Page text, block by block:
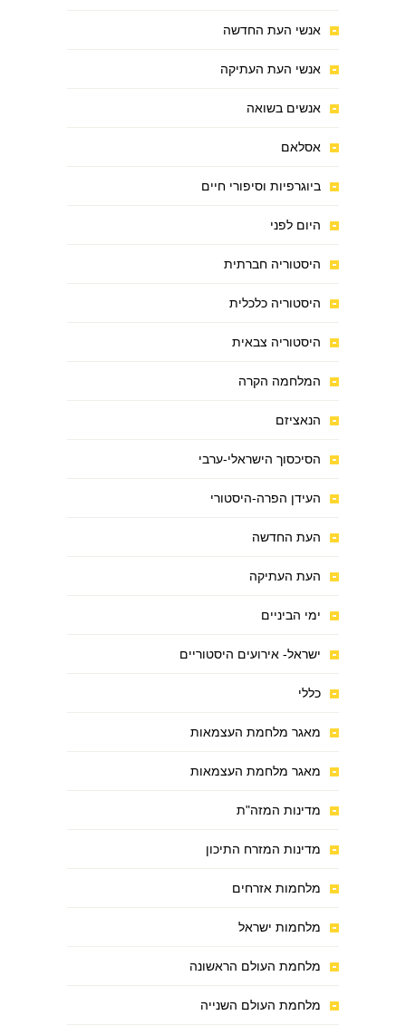
אנשי העת החדשה
אנשי העת העתיקה
אנשים בשואה
אסלאם
ביוגרפיות וסיפורי חיים
היום לפני
היסטוריה חברתית
היסטוריה כלכלית
היסטוריה צבאית
המלחמה הקרה
הנאציזם
הסיכסוך הישראלי-ערבי
העידן הפרה-היסטורי
העת החדשה
העת העתיקה
ימי הביניים
ישראל- אירועים היסטוריים
כללי
מאגר מלחמת העצמאות
מאגר מלחמת העצמאות
מדינות המזה"ת
מדינות המזרח התיכון
מלחמות אזרחים
מלחמות ישראל
מלחמת העולם הראשונה
מלחמת העולם השנייה